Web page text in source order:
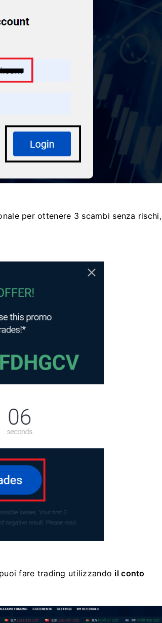
per ottenere 3 scambi senza rischi,
fare trading utilizzando il conto